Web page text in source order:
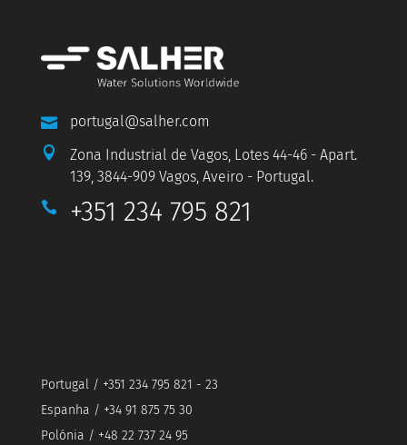
 portugal@salher.com

Zona Industrial de Vagos, Lotes 44-46 - Apart.
139, 3844-909 Vagos, Aveiro - Portugal.
 +351 234 795 821
Portugal / +351 234 795 821 - 23
Espanha / +34 91 875 75 30
Polónia / +48 22 737 24 95